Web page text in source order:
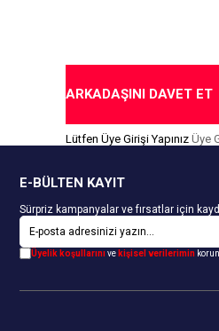
ARKADAŞINI DAVET ET
Lütfen Üye Girişi Yapınız Üye
E-BÜLTEN KAYIT
Sürpriz kampanyalar ve fırsatlar için
Üyelik koşullarınıve kişisel verilerimin